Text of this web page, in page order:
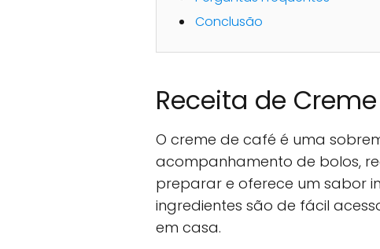
Conclusão
Receita de
O creme de café é uma
acompanhamento de bolos,
preparar e oferece um sabor
ingredientes são de fácil
em casa.